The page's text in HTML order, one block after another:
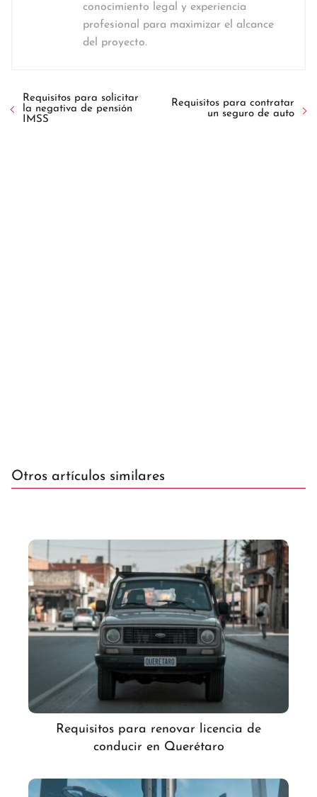
conocimiento legal y experiencia
profesional para maximizar el alcance
del proyecto.
Requisitos para solicitar
la negativa de pensión
IMSS
Requisitos para contratar
un seguro de auto
Otros artículos similares
Requisitos para renovar licencia de
conducir en Querétaro